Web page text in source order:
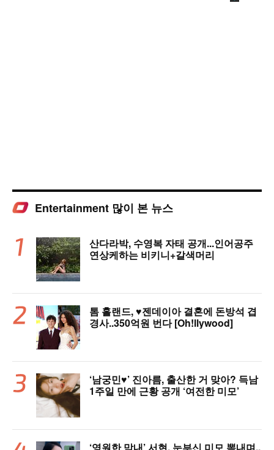
Entertainment 많이 본 뉴스
산다라박, 수영복 자태 공개...인어공주
연상케하는 비키니+갈색머리
톰 홀랜드, ♥︎젠데이아 결혼에 돈방석 겹
경사..350억원 번다 [Oh!llywood]
‘남궁민♥’ 진아름, 출산한 거 맞아? 득남
1주일 만에 근황 공개 ‘여전한 미모’